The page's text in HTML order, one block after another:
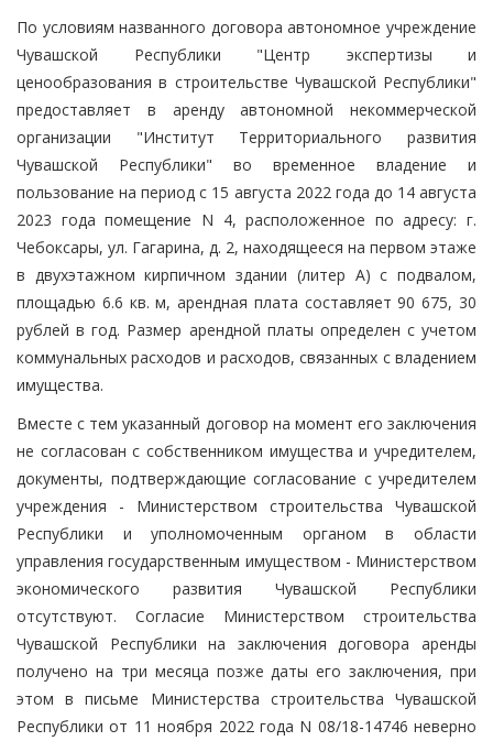
По условиям названного договора автономное учреждение
Чувашской Республики "Центр экспертизы и
ценообразования в строительстве Чувашской Республики"
предоставляет в аренду автономной некоммерческой
организации "Институт Территориального развития
Чувашской Республики" во временное владение и
пользование на период с 15 августа 2022 года до 14 августа
2023 года помещение N 4, расположенное по адресу: г.
Чебоксары, ул. Гагарина, д. 2, находящееся на первом этаже
в двухэтажном кирпичном здании (литер А) с подвалом,
площадью 6.6 кв. м, арендная плата составляет 90 675, 30
рублей в год. Размер арендной платы определен с учетом
коммунальных расходов и расходов, связанных с владением
имущества.
Вместе с тем указанный договор на момент его заключения
не согласован с собственником имущества и учредителем,
документы, подтверждающие согласование с учредителем
учреждения - Министерством строительства Чувашской
Республики и уполномоченным органом в области
управления государственным имуществом - Министерством
экономического развития Чувашской Республики
отсутствуют. Согласие Министерством строительства
Чувашской Республики на заключения договора аренды
получено на три месяца позже даты его заключения, при
этом в письме Министерства строительства Чувашской
Республики от 11 ноября 2022 года N 08/18-14746 неверно